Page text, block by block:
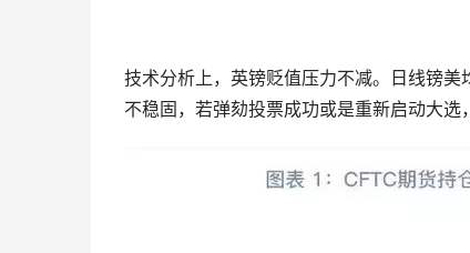
技术分析上，英镑贬值压力不减。日线镑
不稳固，若弹劾投票成功或是重新启动大选